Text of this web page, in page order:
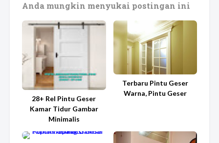
Anda mungkin menyukai postingan ini
28+ Rel Pintu Geser
Kamar Tidur Gambar
Minimalis
Terbaru Pintu Geser
Warna, Pintu Geser